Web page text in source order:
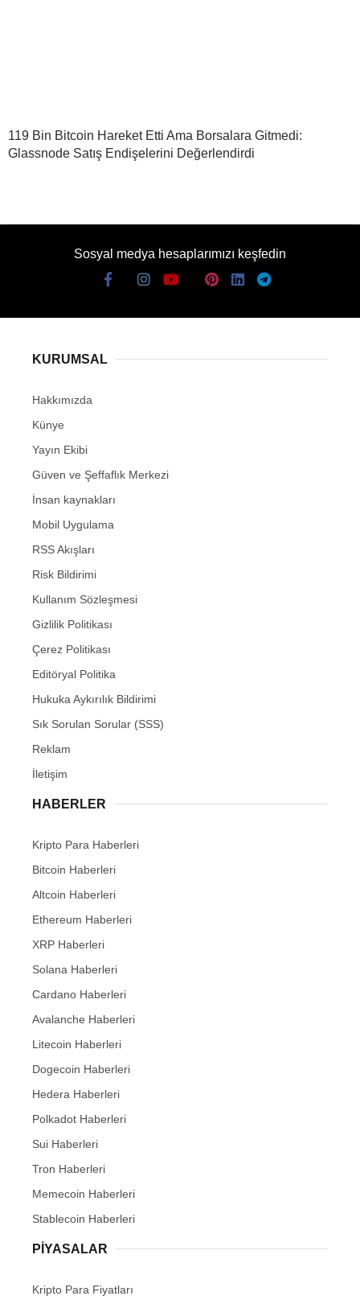
119 Bin Bitcoin Hareket Etti Ama Borsalara Gitmedi:
Glassnode Satış Endişelerini Değerlendirdi
Sosyal medya hesaplarımızı keşfedin
KURUMSAL
Hakkımızda
Künye
Yayın Ekibi
Güven ve Şeffaflık Merkezi
İnsan kaynakları
Mobil Uygulama
RSS Akışları
Risk Bildirimi
Kullanım Sözleşmesi
Gizlilik Politikası
Çerez Politikası
Editöryal Politika
Hukuka Aykırılık Bildirimi
Sık Sorulan Sorular (SSS)
Reklam
İletişim
HABERLER
Kripto Para Haberleri
Bitcoin Haberleri
Altcoin Haberleri
Ethereum Haberleri
XRP Haberleri
Solana Haberleri
Cardano Haberleri
Avalanche Haberleri
Litecoin Haberleri
Dogecoin Haberleri
Hedera Haberleri
Polkadot Haberleri
Sui Haberleri
Tron Haberleri
Memecoin Haberleri
Stablecoin Haberleri
PIYASALAR
Kripto Para Fiyatları